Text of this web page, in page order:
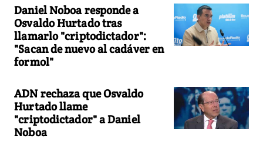
Daniel Noboa responde a
Osvaldo Hurtado tras
llamarlo "criptodictador":
"Sacan de nuevo al cadáver en
formol"
ADN rechaza que Osvaldo
Hurtado llame
"criptodictador" a Daniel
Noboa